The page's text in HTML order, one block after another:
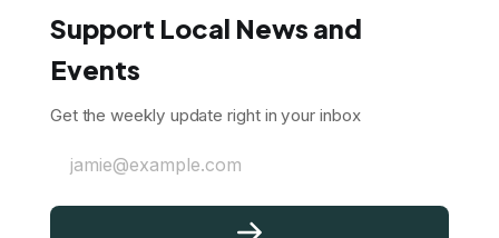
Support Local News and
Events
Get the weekly update right in your inbox
jamie@example.com